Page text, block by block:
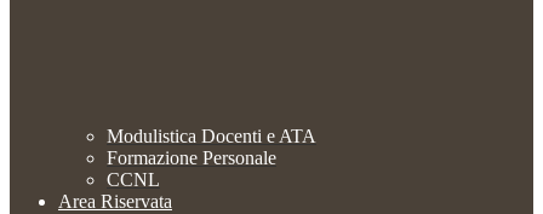
Modulistica Docenti e ATA
Formazione Personale
CCNL
Area Riservata